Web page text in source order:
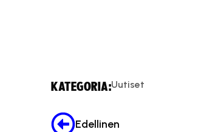
KATEGORIA:Uutiset
Edellinen